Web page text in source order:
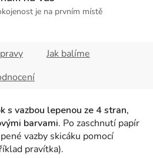
je na prvním místě
Jak balíme
s vazbou lepenou ze 4 stran,
barvami. Po zaschnutí papír
vazby skicáku pomocí
pravítka).